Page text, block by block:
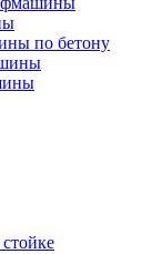
по бетону